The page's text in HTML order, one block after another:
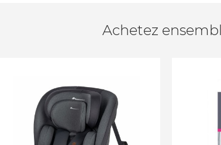
Achetez